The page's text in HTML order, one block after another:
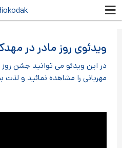
ویدئوی روز مادر در
در این ویدئو می توانید جشن
مهربانی را مشاهده نمائید و لذت